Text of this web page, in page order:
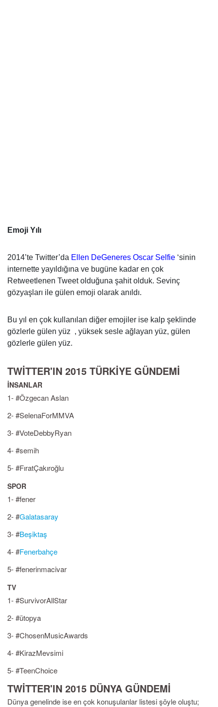
Emoji Yılı
2014’te Twitter’da Ellen DeGeneres Oscar Selfie ‘sinin
internette yayıldığına ve bugüne kadar en çok
Retweetlenen Tweet olduğuna şahit olduk. Sevinç
gözyaşları ile gülen emoji olarak anıldı.
Bu yıl en çok kullanılan diğer emojiler ise kalp şeklinde
gözlerle gülen yüz , yüksek sesle ağlayan yüz, gülen
gözlerle gülen yüz.
TWİTTER'IN 2015 TÜRKİYE GÜNDEMİ
İNSANLAR
1- #Özgecan Aslan
2- #SelenaForMMVA
3- #VoteDebbyRyan
4- #semih
5- #FıratÇakıroğlu
SPOR
1- #fener
2- #Galatasaray
3- #Beşiktaş
4- #Fenerbahçe
5- #fenerinmacivar
TV
1- #SurvivorAllStar
2- #ütopya
3- #ChosenMusicAwards
4- #KirazMevsimi
5- #TeenChoice
TWİTTER'IN 2015 DÜNYA GÜNDEMİ
Dünya genelinde ise en çok konuşulanlar listesi şöyle oluştu;